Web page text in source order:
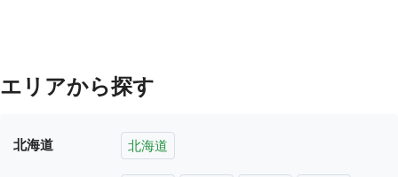
エリアから探す
北海道 北海道